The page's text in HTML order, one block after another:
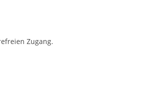
Zugang.